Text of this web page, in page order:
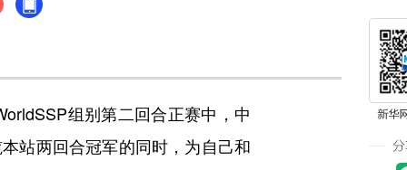
组别第二回合正赛中，中
站两回合冠军的同时，为自己和